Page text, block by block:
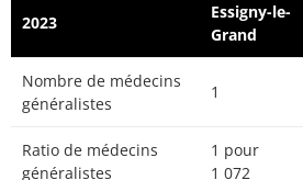
2023
Essigny-le-
Grand
Nombre de médecins
généralistes
1
Ratio de médecins
généralistes
1 pour
1 072